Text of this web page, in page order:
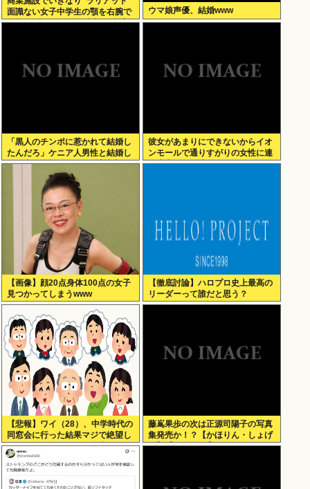
面識ない女子中学生の顎を右腕で
殴打 22歳女性を暴行容疑で逮捕
ウマ娘声優、結婚www
「黒人のチンポに惹かれて結婚し
たんだろ」ケニア人男性と結婚し
た日本人女性（31）に”誹謗中
彼女があまりにできないからイオ
ンモールで通りすがりの女性に連
絡先書いた紙渡すよ
【画像】顔20点身体100点の女子
見つかってしまうwww
【徹底討論】ハロプロ史上最高の
リーダーって誰だと思う？
【悲報】ワイ（28）、中学時代の
同窓会に行った結果マジで絶望し
てしまう・・・・・・理由がこち
ら・・・・・・
藤嶌果歩の次は正源司陽子の写真
集発売か！？【かほりん・しょげ
こ】【日向坂46】